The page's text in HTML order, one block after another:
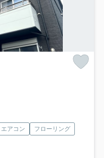
エアコン
フローリング